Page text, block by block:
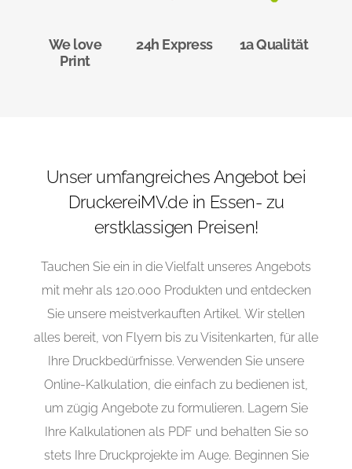
We love
Print
24h Express 1a Qualität
Unser umfangreiches Angebot bei
DruckereiMV.de in Essen- zu
erstklassigen Preisen!
Tauchen Sie ein in die Vielfalt unseres Angebots
mit mehr als 120.000 Produkten und entdecken
Sie unsere meistverkauften Artikel. Wir stellen
alles bereit, von Flyern bis zu Visitenkarten, für alle
Ihre Druckbedürfnisse. Verwenden Sie unsere
Online-Kalkulation, die einfach zu bedienen ist,
um zügig Angebote zu formulieren. Lagern Sie
Ihre Kalkulationen als PDF und behalten Sie so
stets Ihre Druckprojekte im Auge. Beginnen Sie